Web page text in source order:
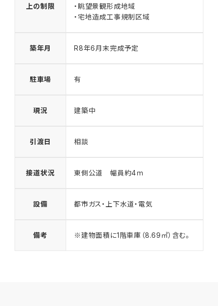
上の制限
・眺望景観形成地域
・宅地造成工事規制区域
築年月 R8年6月末完成予定
駐車場 有
現況 建築中
引渡日 相談
接道状況 東側公道 幅員約4ｍ
設備 都市ガス・上下水道・電気
備考 ※建物面積に1階車庫（8.69㎡）含む。